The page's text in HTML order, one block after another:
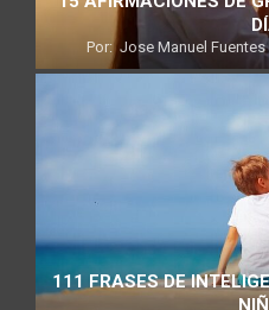
Por: Jose Manuel Fuentes
111 FRASES DE